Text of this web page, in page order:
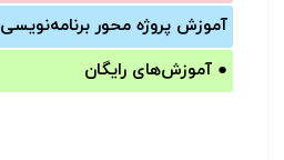
آموزش‌ پروژه محور برنامه‌نویسی
● آموزش‌های رایگان